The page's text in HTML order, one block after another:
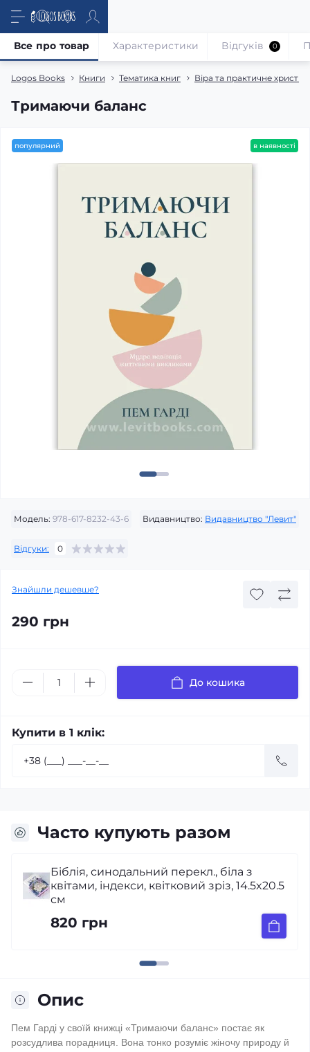
Logos Books Книги Тематика книг Віра та практичне
Тримаючи баланс
Все про товар Характеристики Відгуків 0
популярний в наявності
Модель: 978-617-8232-43-6 Видавництво: Видавництво "Левит"
Відгуки: 0
Знайшли дешевше?
290 грн
До кошика
Купити в 1 клік:
Часто купують разом
Біблія, синодальний перекл., біла з
квітами, індекси, квітковий зріз, 14.5x20.5
820 грн
Опис
Пем Гарді у своїй книжці «Тримаючи баланс» постає як
розсудлива порадниця. Вона тонко розуміє жіночу природу й